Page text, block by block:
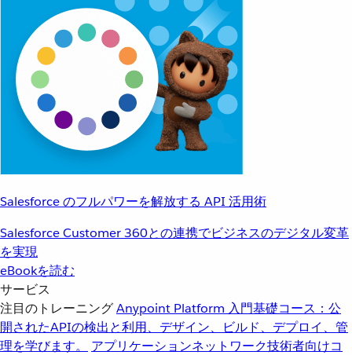
Salesforce のフルパワーを解放する API 活用術
Salesforce Customer 360との連携でビジネスのデジタル変革
を実現
eBookを読む
サービス
注目のトレーニングAnypoint Platform 入門基礎コース：公
開されたAPIの検出と利用、デザイン、ビルド、デプロイ、管
理を学びます。
アプリケーションネットワーク技術者向けコ